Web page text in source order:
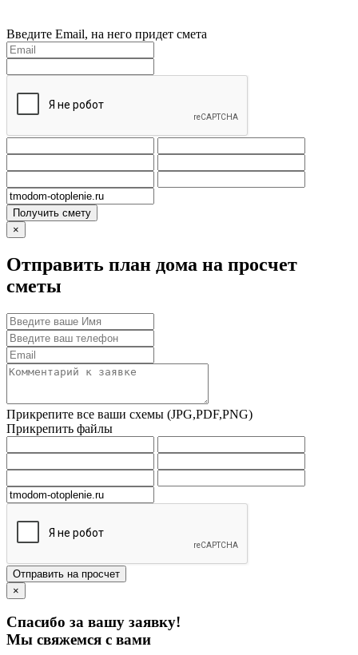
Введите Email, на него придет смета
Получить смету
×
Отправить план дома на просчет
сметы
Прикрепите все ваши схемы (JPG,PDF,PNG)
Прикрепить файлы
Отправить на просчет
×
Спасибо за вашу заявку!
Мы свяжемся с вами